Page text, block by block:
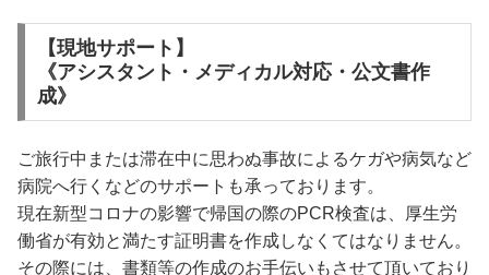
【現地サポート】
《アシスタント・メディカル対応・公文書作
成》
ご旅行中または滞在中に思わぬ事故によるケガや病気など
病院へ行くなどのサポートも承っております。
現在新型コロナの影響で帰国の際のPCR検査は、厚生労
働省が有効と満たす証明書を作成しなくてはなりません。
その際には、書類等の作成のお手伝いもさせて頂いており